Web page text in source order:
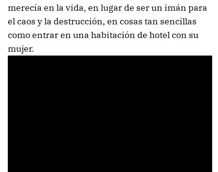
merecía en la vida, en lugar de ser un imán para
el caos y la destrucción, en cosas tan sencillas
como entrar en una habitación de hotel con su
mujer.